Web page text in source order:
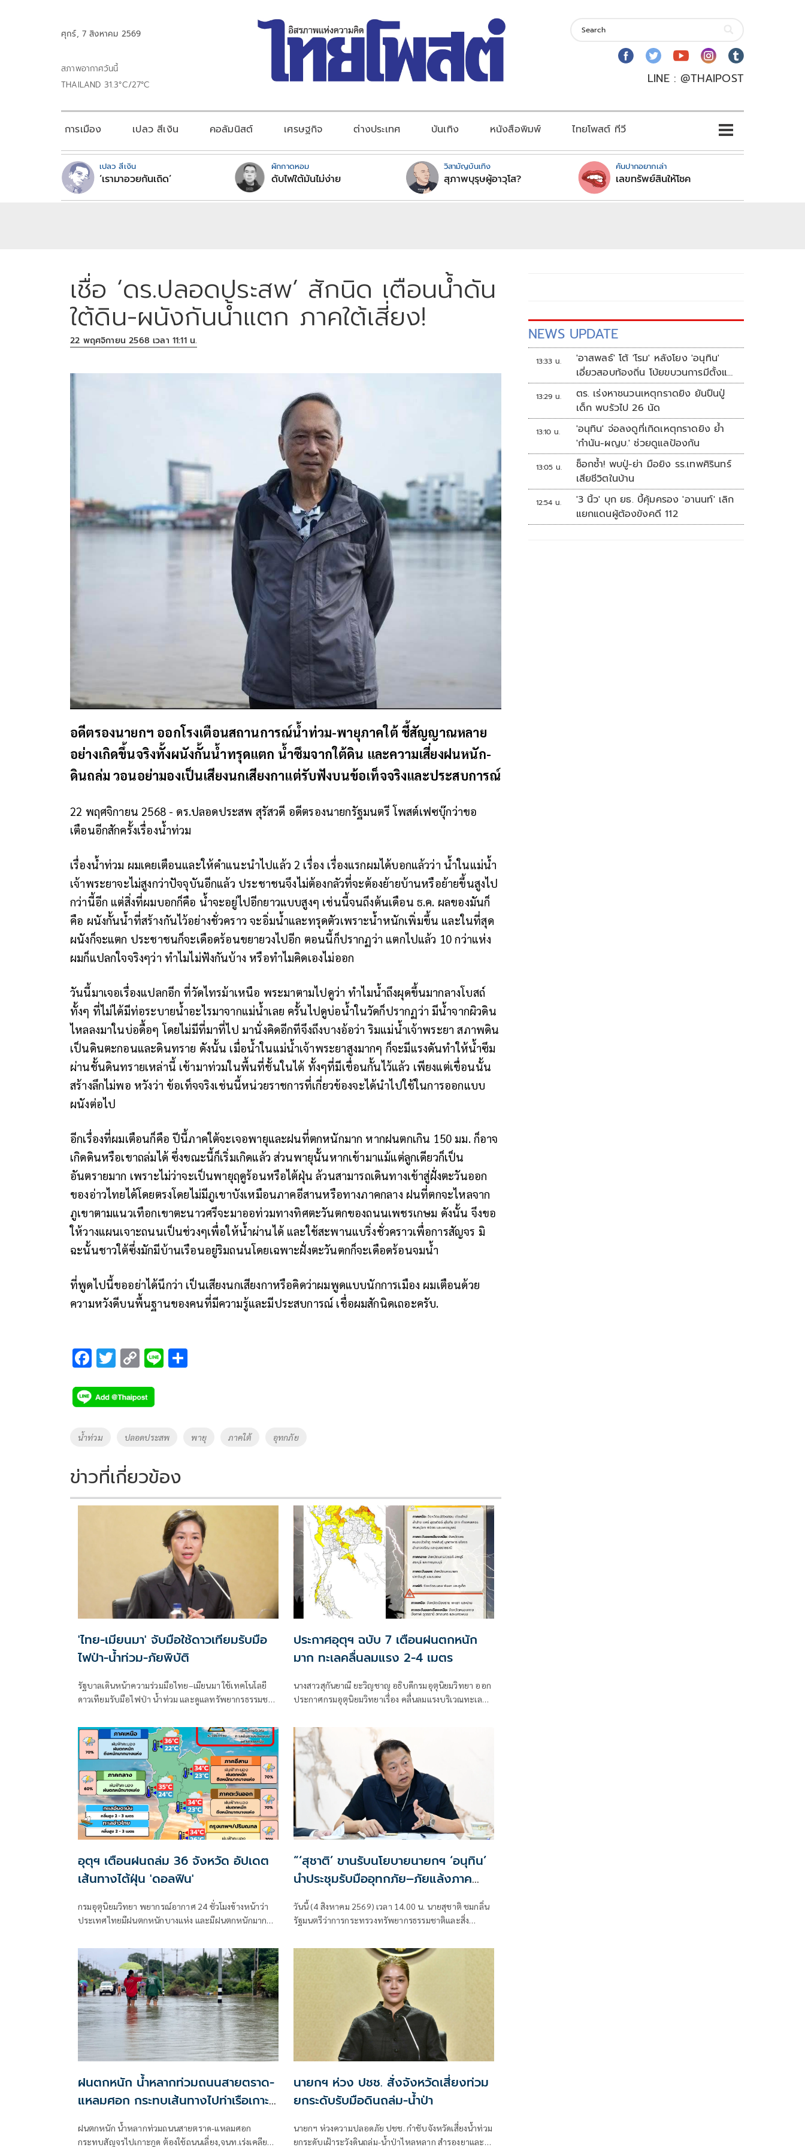
ศุกร์, 7 สิงหาคม 2569
สภาพอากาศวันนี้
THAILAND 31.3°C/27°C
LINE : @THAIPOST
การเมือง เปลว สีเงิน คอลัมนิสต์ เศรษฐกิจ ต่างประเทศ บันเทิง หนังสือพิมพ์ ไทยโพสต์ ทีวี
เปลว สีเงิน
‘เรามาอวยกันเถิด’
ผักกาดหอม
ดับไฟใต้มันไม่ง่าย
วิสามัญบันเทิง
สุภาพบุรุษผู้อาวุโส?
คันปากอยากเล่า
เลขทรัพย์สินให้โชค
เชื่อ ‘ดร.ปลอดประสพ’ สักนิด เตือนน้ำดัน
ใต้ดิน-ผนังกันน้ำแตก ภาคใต้เสี่ยง!
22 พฤศจิกายน 2568 เวลา 11:11 น.
อดีตรองนายกฯ ออกโรงเตือนสถานการณ์น้ำท่วม-พายุภาคใต้ ชี้สัญญาณหลาย
อย่างเกิดขึ้นจริงทั้งผนังกั้นน้ำทรุดแตก น้ำซึมจากใต้ดิน และความเสี่ยงฝนหนัก-
ดินถล่ม วอนอย่ามองเป็นเสียงนกเสียงกาแต่รับฟังบนข้อเท็จจริงและประสบการณ์
22 พฤศจิกายน 2568 - ดร.ปลอดประสพ สุรัสวดี อดีตรองนายกรัฐมนตรี โพสต์เฟซบุ๊กว่าขอ
เตือนอีกสักครั้งเรื่องน้ำท่วม
เรื่องน้ำท่วม ผมเคยเตือนและให้คำแนะนำไปแล้ว 2 เรื่อง เรื่องแรกผมได้บอกแล้วว่า น้ำในแม่น้ำ
เจ้าพระยาจะไม่สูงกว่าปัจจุบันอีกแล้ว ประชาชนจึงไม่ต้องกลัวที่จะต้องย้ายบ้านหรือย้ายขึ้นสูงไป
กว่านี้อีก แต่สิ่งที่ผมบอกก็คือ น้ำจะอยู่ไปอีกยาวแบบสูงๆ เช่นนี้จนถึงต้นเดือน ธ.ค. ผลของมันก็
คือ ผนังกั้นน้ำที่สร้างกันไว้อย่างชั่วคราว จะอิ่มน้ำและทรุดตัวเพราะน้ำหนักเพิ่มขึ้น และในที่สุด
ผนังก็จะแตก ประชาชนก็จะเดือดร้อนขยายวงไปอีก ตอนนี้ก็ปรากฏว่า แตกไปแล้ว 10 กว่าแห่ง
ผมก็แปลกใจจริงๆว่า ทำไมไม่ฟังกันบ้าง หรือทำไมคิดเองไม่ออก
วันนี้มาเจอเรื่องแปลกอีก ที่วัดไทรม้าเหนือ พระมาตามไปดูว่า ทำไมน้ำถึงผุดขึ้นมากลางโบสถ์
ทั้งๆ ที่ไม่ได้มีท่อระบายน้ำอะไรมาจากแม่น้ำเลย ครั้นไปดูบ่อน้ำในวัดก็ปรากฏว่า มีน้ำจากผิวดิน
ไหลลงมาในบ่อดื้อๆ โดยไม่มีที่มาที่ไป มานั่งคิดอีกทีจึงถึงบางอ้อว่า ริมแม่น้ำเจ้าพระยา สภาพดิน
เป็นดินตะกอนและดินทราย ดังนั้น เมื่อน้ำในแม่น้ำเจ้าพระยาสูงมากๆ ก็จะมีแรงดันทำให้น้ำซึม
ผ่านชั้นดินทรายเหล่านี้ เข้ามาท่วมในพื้นที่ชั้นในได้ ทั้งๆที่มีเขื่อนกั้นไว้แล้ว เพียงแต่เขื่อนนั้น
สร้างลึกไม่พอ หวังว่า ข้อเท็จจริงเช่นนี้หน่วยราชการที่เกี่ยวข้องจะได้นำไปใช้ในการออกแบบ
ผนังต่อไป
อีกเรื่องที่ผมเตือนก็คือ ปีนี้ภาคใต้จะเจอพายุและฝนที่ตกหนักมาก หากฝนตกเกิน 150 มม. ก็อาจ
เกิดดินหรือเขาถล่มได้ ซึ่งขณะนี้ก็เริ่มเกิดแล้ว ส่วนพายุนั้นหากเข้ามาแม้แต่ลูกเดียวก็เป็น
อันตรายมาก เพราะไม่ว่าจะเป็นพายุฤดูร้อนหรือไต้ฝุ่น ล้วนสามารถเดินทางเข้าสู่ฝั่งตะวันออก
ของอ่าวไทยได้โดยตรงโดยไม่มีภูเขาบังเหมือนภาคอีสานหรือทางภาคกลาง ฝนที่ตกจะไหลจาก
ภูเขาตามแนวเทือกเขาตะนาวศรีจะมาออท่วมทางทิศตะวันตกของถนนเพชรเกษม ดังนั้น จึงขอ
ให้วางแผนเจาะถนนเป็นช่วงๆเพื่อให้น้ำผ่านได้ และใช้สะพานแบริ่งชั่วคราวเพื่อการสัญจร มิ
ฉะนั้นชาวใต้ซึ่งมักมีบ้านเรือนอยู่ริมถนนโดยเฉพาะฝั่งตะวันตกก็จะเดือดร้อนจมน้ำ
ที่พูดไปนี้ขออย่าได้นึกว่า เป็นเสียงนกเสียงกาหรือคิดว่าผมพูดแบบนักการเมือง ผมเตือนด้วย
ความหวังดีบนพื้นฐานของคนที่มีความรู้และมีประสบการณ์ เชื่อผมสักนิดเถอะครับ.
F
e
b
o
k
T
tt
er
C
p
y
Li
k
Li
Tags
น้ำท่วม ปลอดประสพ พายุ ภาคใต้ อุทกภัย
ข่าวที่เกี่ยวข้อง
'ไทย-เมียนมา' จับมือใช้ดาวเทียมรับมือ
ไฟป่า-น้ำท่วม-ภัยพิบัติ
รัฐบาลเดินหน้าความร่วมมือไทย–เมียนมา ใช้เทคโนโลยี
ดาวเทียมรับมือไฟป่า น้ำท่วม และดูแลทรัพยากรธรรมชาติ
กัน
ประกาศอุตุฯ ฉบับ 7 เตือนฝนตกหนัก
มาก ทะเลคลื่นลมแรง 2-4 เมตร
นางสาวสุกันยาณี ยะวิญชาญ อธิบดีกรมอุตุนิยมวิทยา ออก
ประกาศกรมอุตุนิยมวิทยาเรื่อง คลื่นลมแรงบริเวณทะเล
หนักมากบริเวณประเทศไทย
อุตุฯ เตือนฝนถล่ม 36 จังหวัด อัปเดต
เส้นทางไต้ฝุ่น 'ดอลฟิน'
กรมอุตุนิยมวิทยา พยากรณ์อากาศ 24 ชั่วโมงข้างหน้าว่า
ประเทศไทยมีฝนตกหนักบางแห่ง และมีฝนตกหนักมาก
ตะวันออก
“‘สุชาติ’ ขานรับนโยบายนายกฯ ‘อนุทิน’
นำประชุมรับมืออุทกภัย–ภัยแล้งภาค
ตะวันออก สั่ง 8 จังหวัดเตรียมพร้อม
ทุกมิติ”
วันนี้ (4 สิงหาคม 2569) เวลา 14.00 น. นายสุชาติ ชมกลิ่น
รัฐมนตรีว่าการกระทรวงทรัพยากรธรรมชาติและสิ่ง
ฝนตกหนัก น้ำหลากท่วมถนนสายตราด-
แหลมศอก กระทบเส้นทางไปท่าเรือเกาะ
ฝนตกหนัก น้ำหลากท่วมถนนสายตราด-แหลมศอก
กระทบสัญจรไปเกาะกูด ต้องใช้ถนนเลี่ยง,จนท.เร่งเคลียร์
นายกฯ ห่วง ปชช. สั่งจังหวัดเสี่ยงท่วม
ยกระดับรับมือดินถล่ม-น้ำป่า
นายกฯ ห่วงความปลอดภัย ปชช. กำชับจังหวัดเสี่ยงน้ำท่วม
ยกระดับเฝ้าระวังดินถล่ม-น้ำป่าไหลหลาก สำรองยาและ
NEWS UPDATE
13:33 น.
'อาสพลธ์' โต้ 'โรม' หลังโยง 'อนุทิน'
เอี่ยวสอบท้องถิ่น โบ้ยขบวนการมีตั้งแต่
ปี 62-64
13:29 น.
ตร. เร่งหาชนวนเหตุกราดยิง ยันปืนปู่
เด็ก พบรัวไป 26 นัด
13:10 น.
'อนุทิน' จ่อลงดูที่เกิดเหตุกราดยิง ย้ำ
'กำนัน-ผญบ.' ช่วยดูแลป้องกัน
13:05 น.
ช็อกซ้ำ! พบปู่-ย่า มือยิง รร.เทพศิรินทร์
เสียชีวิตในบ้าน
12:54 น.
'3 นิ้ว' บุก ยธ. บี้คุ้มครอง 'อานนท์' เลิก
แยกแดนผู้ต้องขังคดี 112